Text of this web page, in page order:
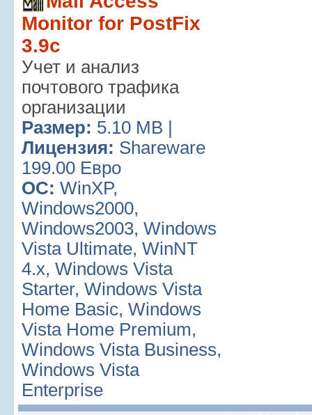
Monitor for PostFix
3.9c
Учет и анализ
почтового трафика
организации
Размер: 5.10 MB |
Лицензия: Shareware
199.00 Евро
ОС: WinXP,
Windows2000,
Windows2003, Windows
Vista Ultimate, WinNT
4.x, Windows Vista
Starter, Windows Vista
Home Basic, Windows
Vista Home Premium,
Windows Vista Business,
Windows Vista
Enterprise